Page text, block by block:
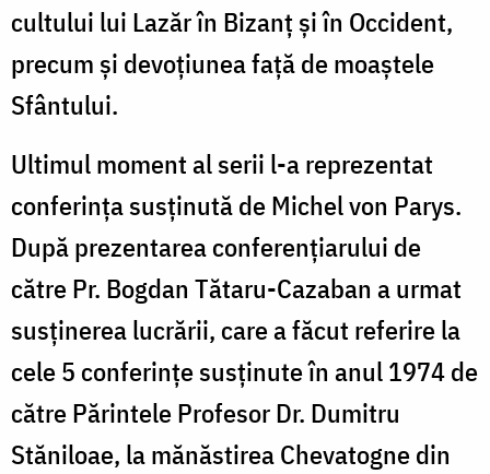
cultului lui Lazăr în Bizanț și în Occident,
precum și devoțiunea față de moaștele
Sfântului.
Ultimul moment al serii l-a reprezentat
conferința susținută de Michel von Parys.
După prezentarea conferențiarului de
către Pr. Bogdan Tătaru-Cazaban a urmat
susținerea lucrării, care a făcut referire la
cele 5 conferințe susținute în anul 1974 de
către Părintele Profesor Dr. Dumitru
Stăniloae, la mănăstirea Chevatogne din